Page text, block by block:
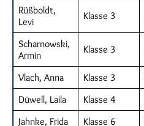
Rüßboldt,
Levi
Klasse 3
Scharnowski,
Armin
Klasse 3
Vlach, Anna Klasse 3
Düwell, Laila
Klasse 4
Jahnke, Frida
Klasse 6